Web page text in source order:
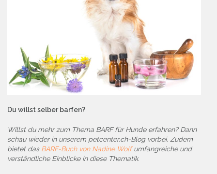
Du willst selber barfen?
Willst du mehr zum Thema BARF für Hunde erfahren? Dann
schau wieder in unserem petcenter.ch-Blog vorbei. Zudem
bietet das BARF-Buch von Nadine Wolfumfangreiche und
verständliche Einblicke in diese Thematik.